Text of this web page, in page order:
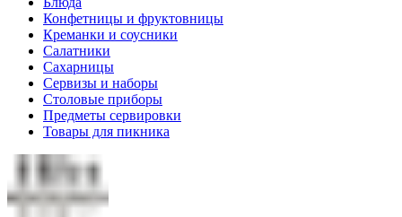
Конфетницы и фруктовницы
Креманки и соусники
Салатники
Сахарницы
Сервизы и наборы
Столовые приборы
Предметы сервировки
Товары для пикника